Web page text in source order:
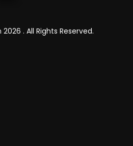
. All Rights Reserved.